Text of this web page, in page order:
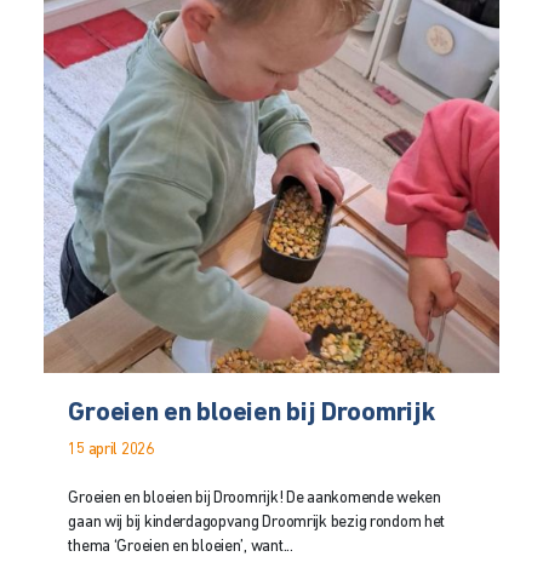
Groeien en bloeien bij Droomrijk
15 april 2026
Groeien en bloeien bij Droomrijk! De aankomende weken
gaan wij bij kinderdagopvang Droomrijk bezig rondom het
thema ‘Groeien en bloeien’, want...